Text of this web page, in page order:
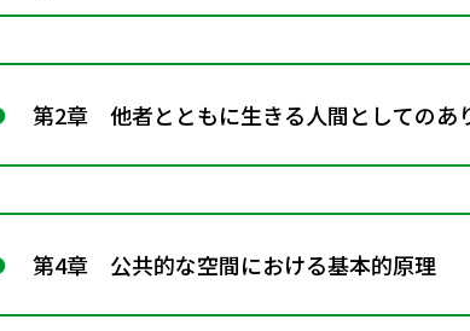
第2章 他者とともに生きる人間としてのあ
第4章 公共的な空間における基本的原理